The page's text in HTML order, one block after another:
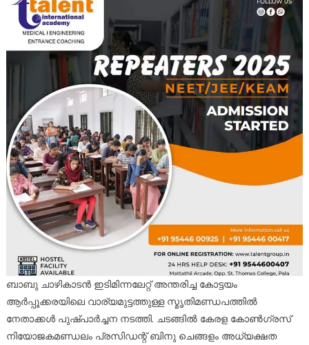
ബാബു ചാഴികാടൻ ഇടിമിന്നലേറ്റ് അന്തരിച്ച കോട്ടയം
ആർപ്പൂക്കരയിലെ വാര്യമുട്ടത്തുള്ള സ്മൃതിമണ്ഡപത്തിൽ
നേതാക്കൾ പുഷ്പാർച്ചന നടത്തി. ചടങ്ങിൽ കേരള കോൺഗ്രസ്
നിയോജകമണ്ഡലം പ്രസിഡന്റ് ബിനു ചെങ്ങളം അധ്യക്ഷത